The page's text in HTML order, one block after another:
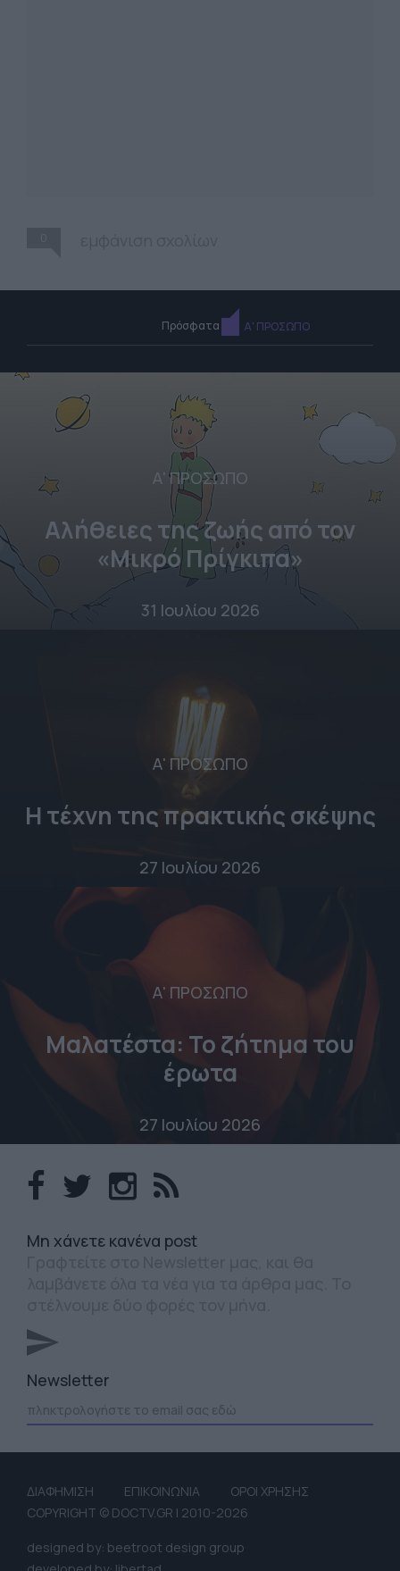
Πρόσφατα Α' ΠΡΟΣΩΠΟ
Α' ΠΡΟΣΩΠΟ
Αλήθειες της ζωής από τον
«Μικρό Πρίγκιπα»
31 Ιουλίου 2026
Α' ΠΡΟΣΩΠΟ
Η τέχνη της πρακτικής σκέψης
27 Ιουλίου 2026
Α' ΠΡΟΣΩΠΟ
Μαλατέστα: Το ζήτημα του
έρωτα
27 Ιουλίου 2026
Mη χάνετε κανένα post
Newsletter
ΔΙΑΦΗΜΙΣΗ ΕΠΙΚΟΙΝΩΝΙΑ
ΟΡΟΙ ΧΡΗΣΗΣ
COPYRIGHT © DOCTV.GR | 2010-2026
designed by: beetroot design group